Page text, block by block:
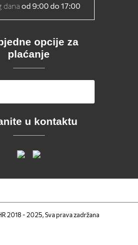
dana od 9:00 do 17:00
opcije za
plaćanje
u kontaktu
2018 - 2025, Sva prava zadržana